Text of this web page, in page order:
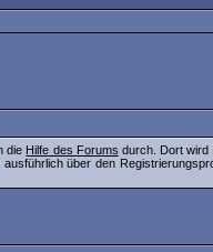
die Hilfe des Forums durch. Dort wird
ausführlich über den